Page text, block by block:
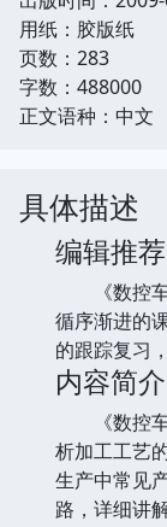
用纸：胶版纸
页数：283
字数：488000
正文语种：中文
具体描述
编辑推荐
《数控车
循序渐进的
的跟踪复习
内容简介
《数控车
析加工工艺
生产中常见
路，详细讲